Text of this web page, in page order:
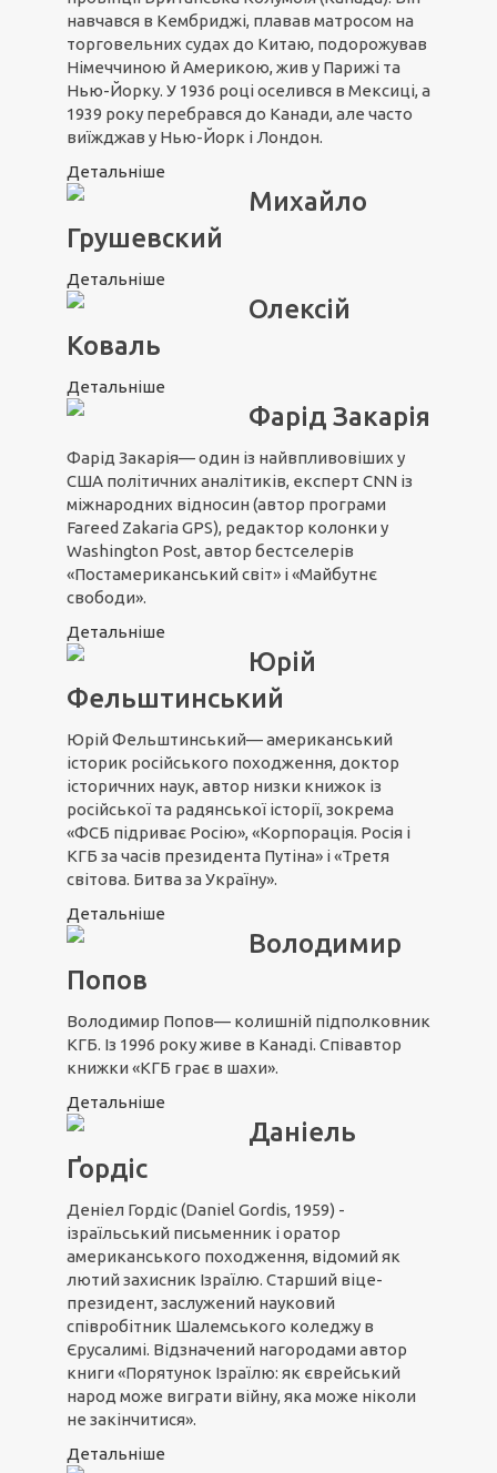
навчався в Кембриджі, плавав матросом на
торговельних судах до Китаю, подорожував
Німеччиною й Америкою, жив у Парижі та
Нью-Йорку. У 1936 році оселився в Мексиці, а
1939 року перебрався до Канади, але часто
виїжджав у Нью-Йорк і Лондон.
Детальніше
Михайло
Грушевский
Детальніше
Олексій
Коваль
Детальніше
Фарід Закарія
Фарід Закарія— один із найвпливовіших у
США політичних аналітиків, експерт CNN із
міжнародних відносин (автор програми
Fareed Zakaria GPS), редактор колонки у
Washington Post, автор бестселерів
«Постамериканський світ» і «Майбутнє
свободи».
Детальніше
Юрій
Фельштинський
Юрій Фельштинський— американський
історик російського походження, доктор
історичних наук, автор низки книжок із
російської та радянської історії, зокрема
«ФСБ підриває Росію», «Корпорація. Росія і
КГБ за часів президента Путіна» і «Третя
світова. Битва за Україну».
Детальніше
Володимир
Попов
Володимир Попов— колишній підполковник
КГБ. Із 1996 року живе в Канаді. Співавтор
книжки «КГБ грає в шахи».
Детальніше
Даніель
Ґордіс
Деніел Гордіс (Daniel Gordis, 1959) -
ізраїльський письменник і оратор
американського походження, відомий як
лютий захисник Ізраїлю. Старший віце-
президент, заслужений науковий
співробітник Шалемського коледжу в
Єрусалимі. Відзначений нагородами автор
книги «Порятунок Ізраїлю: як єврейський
народ може виграти війну, яка може ніколи
не закінчитися».
Детальніше